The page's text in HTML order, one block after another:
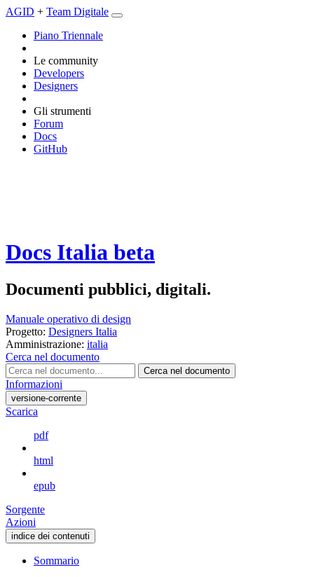
AGID + Team Digitale
Piano Triennale
Le community
Developers
Designers
Gli strumenti
Forum
Docs
GitHub
Docs Italia beta
Documenti pubblici, digitali.
Manuale operativo di design
Progetto: Designers Italia
Amministrazione: italia
Cerca nel documento
Cerca nel documento
Informazioni
versione-corrente
Scarica
pdf
html
epub
Sorgente
Azioni
indice dei contenuti
Sommario